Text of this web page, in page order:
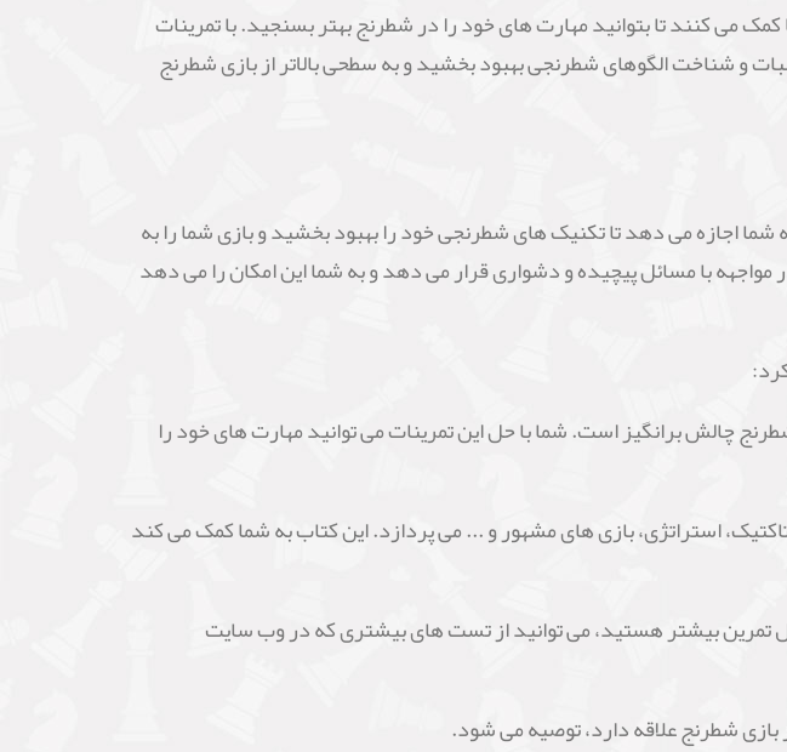
می کنند تا بتوانید مهارت های خود را در شطرنج بهتر بسنجید. با تمرینات
و شناخت الگوهای شطرنجی بهبود بخشید و به سطحی بالاتر از بازی شطرنج
اجازه می دهد تا تکنیک های شطرنجی خود را بهبود بخشید و بازی شما را به
مواجهه با مسائل پیچیده و دشواری قرار می دهد و به شما این امکان را می دهد
چالش برانگیز است. شما با حل این تمرینات می توانید مهارت های خود را
استراتژی، بازی های مشهور و ... می پردازد. این کتاب به شما کمک می کند
بیشتر هستید، می توانید از تست های بیشتری که در وب سایت
شطرنج علاقه دارد، توصیه می شود.